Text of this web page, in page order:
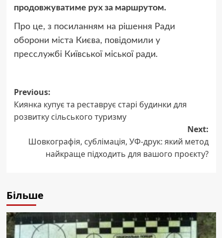
продовжуватиме рух за маршрутом.
Про це, з посиланням на рішення Ради
оборони міста Києва, повідомили у
пресслужбі Київської міської ради.
Post
navigation
Previous:
Киянка купує та реставрує старі будинки для
розвитку сільського туризму
Next:
Шовкографія, сублімація, УФ-друк: який метод
найкраще підходить для вашого проєкту?
Більше